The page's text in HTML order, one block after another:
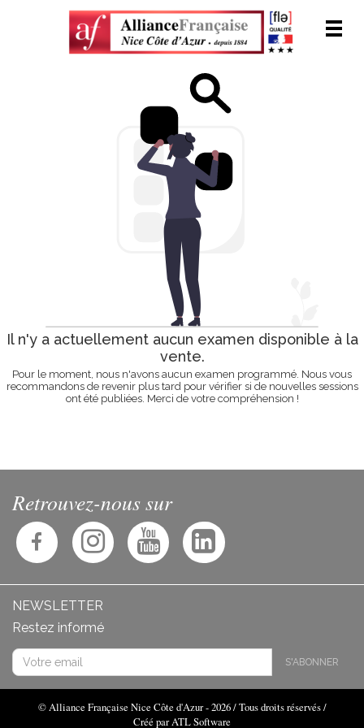
Il n'y a actuellement aucun examen disponible à la
vente.
Pour le moment, nous n'avons aucun examen programmé. Nous vous
recommandons de revenir plus tard pour vérifier si de nouvelles sessions
ont été publiées. Merci de votre compréhension !
Retrouvez-nous sur
NEWSLETTER
Restez informé
S'ABONNER
© Alliance Française Nice Côte d'Azur - 2026 / Tous droits réservés /
Créé par ATL Software